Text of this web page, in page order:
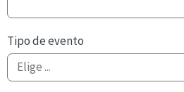
Tipo de evento